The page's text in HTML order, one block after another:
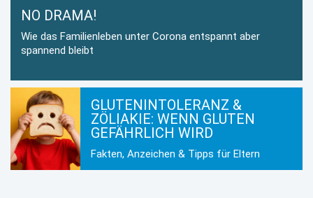
NO DRAMA!
Wie das Familienleben unter Corona entspannt aber
spannend bleibt
GLUTENINTOLERANZ &
ZÖLIAKIE: WENN GLUTEN
GEFÄHRLICH WIRD
Fakten, Anzeichen & Tipps für Eltern